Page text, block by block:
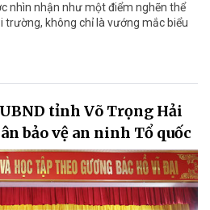
nhìn nhận như một điểm nghẽn thể
trường, không chỉ là vướng mắc biểu
tỉnh Võ Trọng Hải
bảo vệ an ninh Tổ quốc